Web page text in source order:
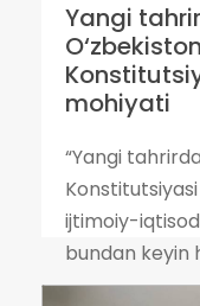
Yangi
mohiyati
“Yangi
ijtimoiy-
bundan keyin